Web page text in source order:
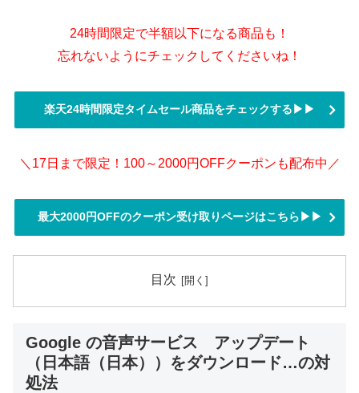
24時間限定で半額以下になる商品も！
忘れないようにチェックしてくださいね！
楽天24時間限定タイムセール商品をチェックする▶▶
＼17日まで限定！100～2000円OFFクーポンも配布中／
最大2000円OFFのクーポン受け取りページはこちら▶▶
目次
Google の音声サービス アップデート
（日本語（日本））をダウンロード…の対
処法